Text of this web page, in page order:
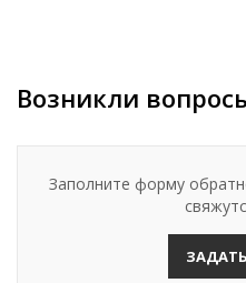
Возникли
Заполните форму